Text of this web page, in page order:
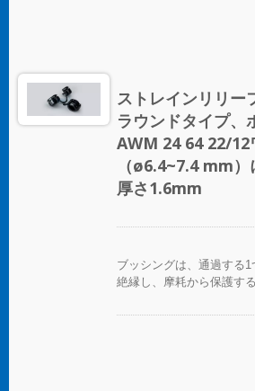
ストレインリリー
ラウンドタイプ、
AWM 24 64 22/12
（ø6.4~7.4 mm
厚さ1.6mm
ブッシングは、通過する
絶縁し、摩耗から保護す